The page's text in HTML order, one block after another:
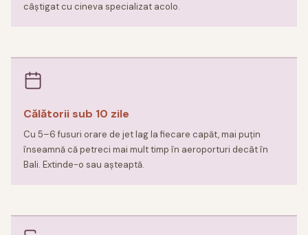
câștigat cu cineva specializat acolo.
Călătorii sub 10 zile
Cu 5–6 fusuri orare de jet lag la fiecare capăt, mai puțin
înseamnă că petreci mai mult timp în aeroporturi decât în
Bali. Extinde-o sau așteaptă.